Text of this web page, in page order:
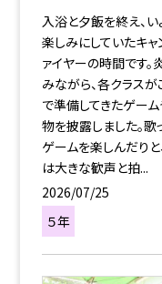
入浴と夕飯を終え、い
楽しみにしていたキャ
ァイヤーの時間です。
みながら、各クラスが
で準備してきたゲー
物を披露しました。歌
ゲームを楽しんだりと
は大きな歓声と拍...
2026/07/25
５年